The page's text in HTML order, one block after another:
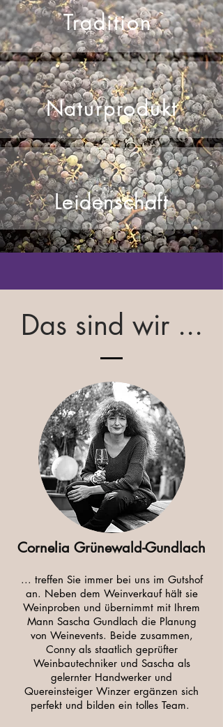
Tradition
Naturprodukt
Leidenschaft
Das sind wir ...
Cornelia Grünewald-Gundlach
... treffen Sie immer bei uns im Gutshof
an. Neben dem Weinverkauf hält sie
Weinproben und übernimmt mit Ihrem
Mann Sascha Gundlach die Planung
von Weinevents. Beide zusammen,
Conny als staatlich geprüfter
Weinbautechniker und Sascha als
gelernter Handwerker und
Quereinsteiger Winzer ergänzen sich
perfekt und bilden ein tolles Team.